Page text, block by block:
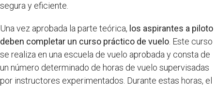
segura y eficiente.
Una vez aprobada la parte teórica, los aspirantes a piloto
deben completar un curso práctico de vuelo . Este curso
se realiza en una escuela de vuelo aprobada y consta de
un número determinado de horas de vuelo supervisadas
por instructores experimentados. Durante estas horas, el